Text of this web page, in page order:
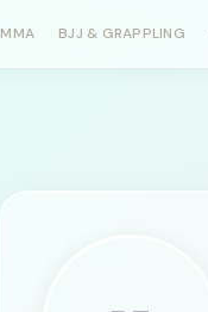
MMA BJJ & GRAPPLING